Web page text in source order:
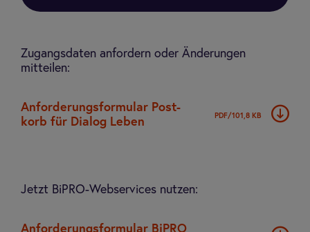
Zugangsdaten anfordern oder Änderungen
mitteilen:
Anfor­de­rungs­for­mu­lar Post­
korb für Dia­log Leben
PDF/101,8 KB
Jetzt BiPRO-Webservices nutzen:
Anfor­de­rungs­for­mu­lar BiPRO